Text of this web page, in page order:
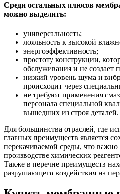
Среди остальных плюсов
можно выделить:
универсальность;
лояльность к высокой
энергоэффективность;
простоту конструкции,
обслуживания и не создает
низкий уровень шума и
происходит через
не требуют применения
персонала специальной
вышедших из строя деталей.
Для большинства отраслей, где
главных преимуществ является
перекачиваемой среды, что важно
производстве химических
Также в перечне преимуществ
разрушающего воздействия на